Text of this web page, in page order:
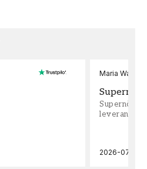
Maria
leveran,
2026-07-22